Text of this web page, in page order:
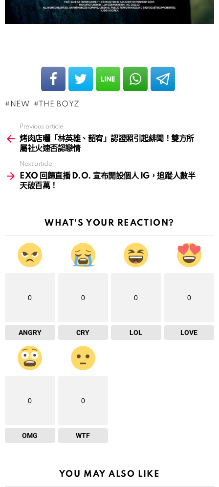
NEW THE BOYZ
more
Previous article
烤肉店曬「林英雄、韶宥」認證照引起緋聞！雙方所
屬社火速否認戀情
Next article
EXO 回歸直播 D.O. 宣布開設個人 IG，追蹤人數半
天破百萬！
WHAT'S YOUR REACTION?
0
ANGRY
0
CRY
0
LOL
0
LOVE
0
OMG
0
WTF
YOU MAY ALSO LIKE